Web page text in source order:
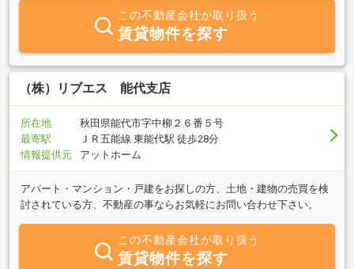
ブルに対応しています。売買においては、安心、安全な 「確かな
仲介」 を心がけており、特に中古住宅の仲介には実績がありま
す。不動産の売却をお考えの方へは、土地価格や建物に精通した有
資格者が土地建物の査定評価を無料で行なっております。皆様のご
来店を心よりお待ちしております。
この不動産会社が取り扱う
賃貸物件を探す
（株）リブエス 能代支店
所在地
秋田県能代市字中柳２６番５号
最寄駅
ＪＲ五能線 東能代駅 徒歩28分
情報提供元
アットホーム
アパート・マンション・戸建をお探しの方、土地・建物の売買を検
討されている方、不動産の事ならお気軽にお問い合わせ下さい。
この不動産会社が取り扱う
賃貸物件を探す